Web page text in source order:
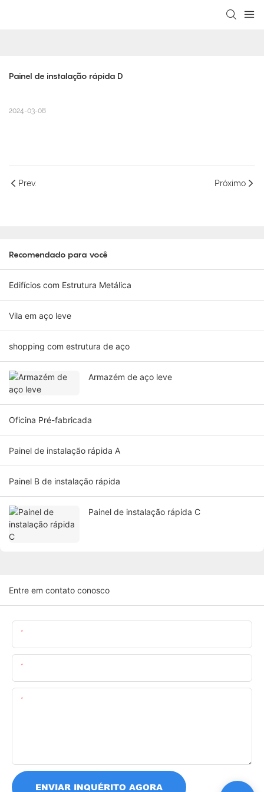
Painel de instalação rápida D
2024-03-08
Prev. Próximo
Recomendado para você
Edifícios com Estrutura Metálica
Vila em aço leve
shopping com estrutura de aço
Armazém de aço leve
Oficina Pré-fabricada
Painel de instalação rápida A
Painel B de instalação rápida
Painel de instalação rápida C
Entre em contato conosco
ENVIAR INQUÉRITO AGORA